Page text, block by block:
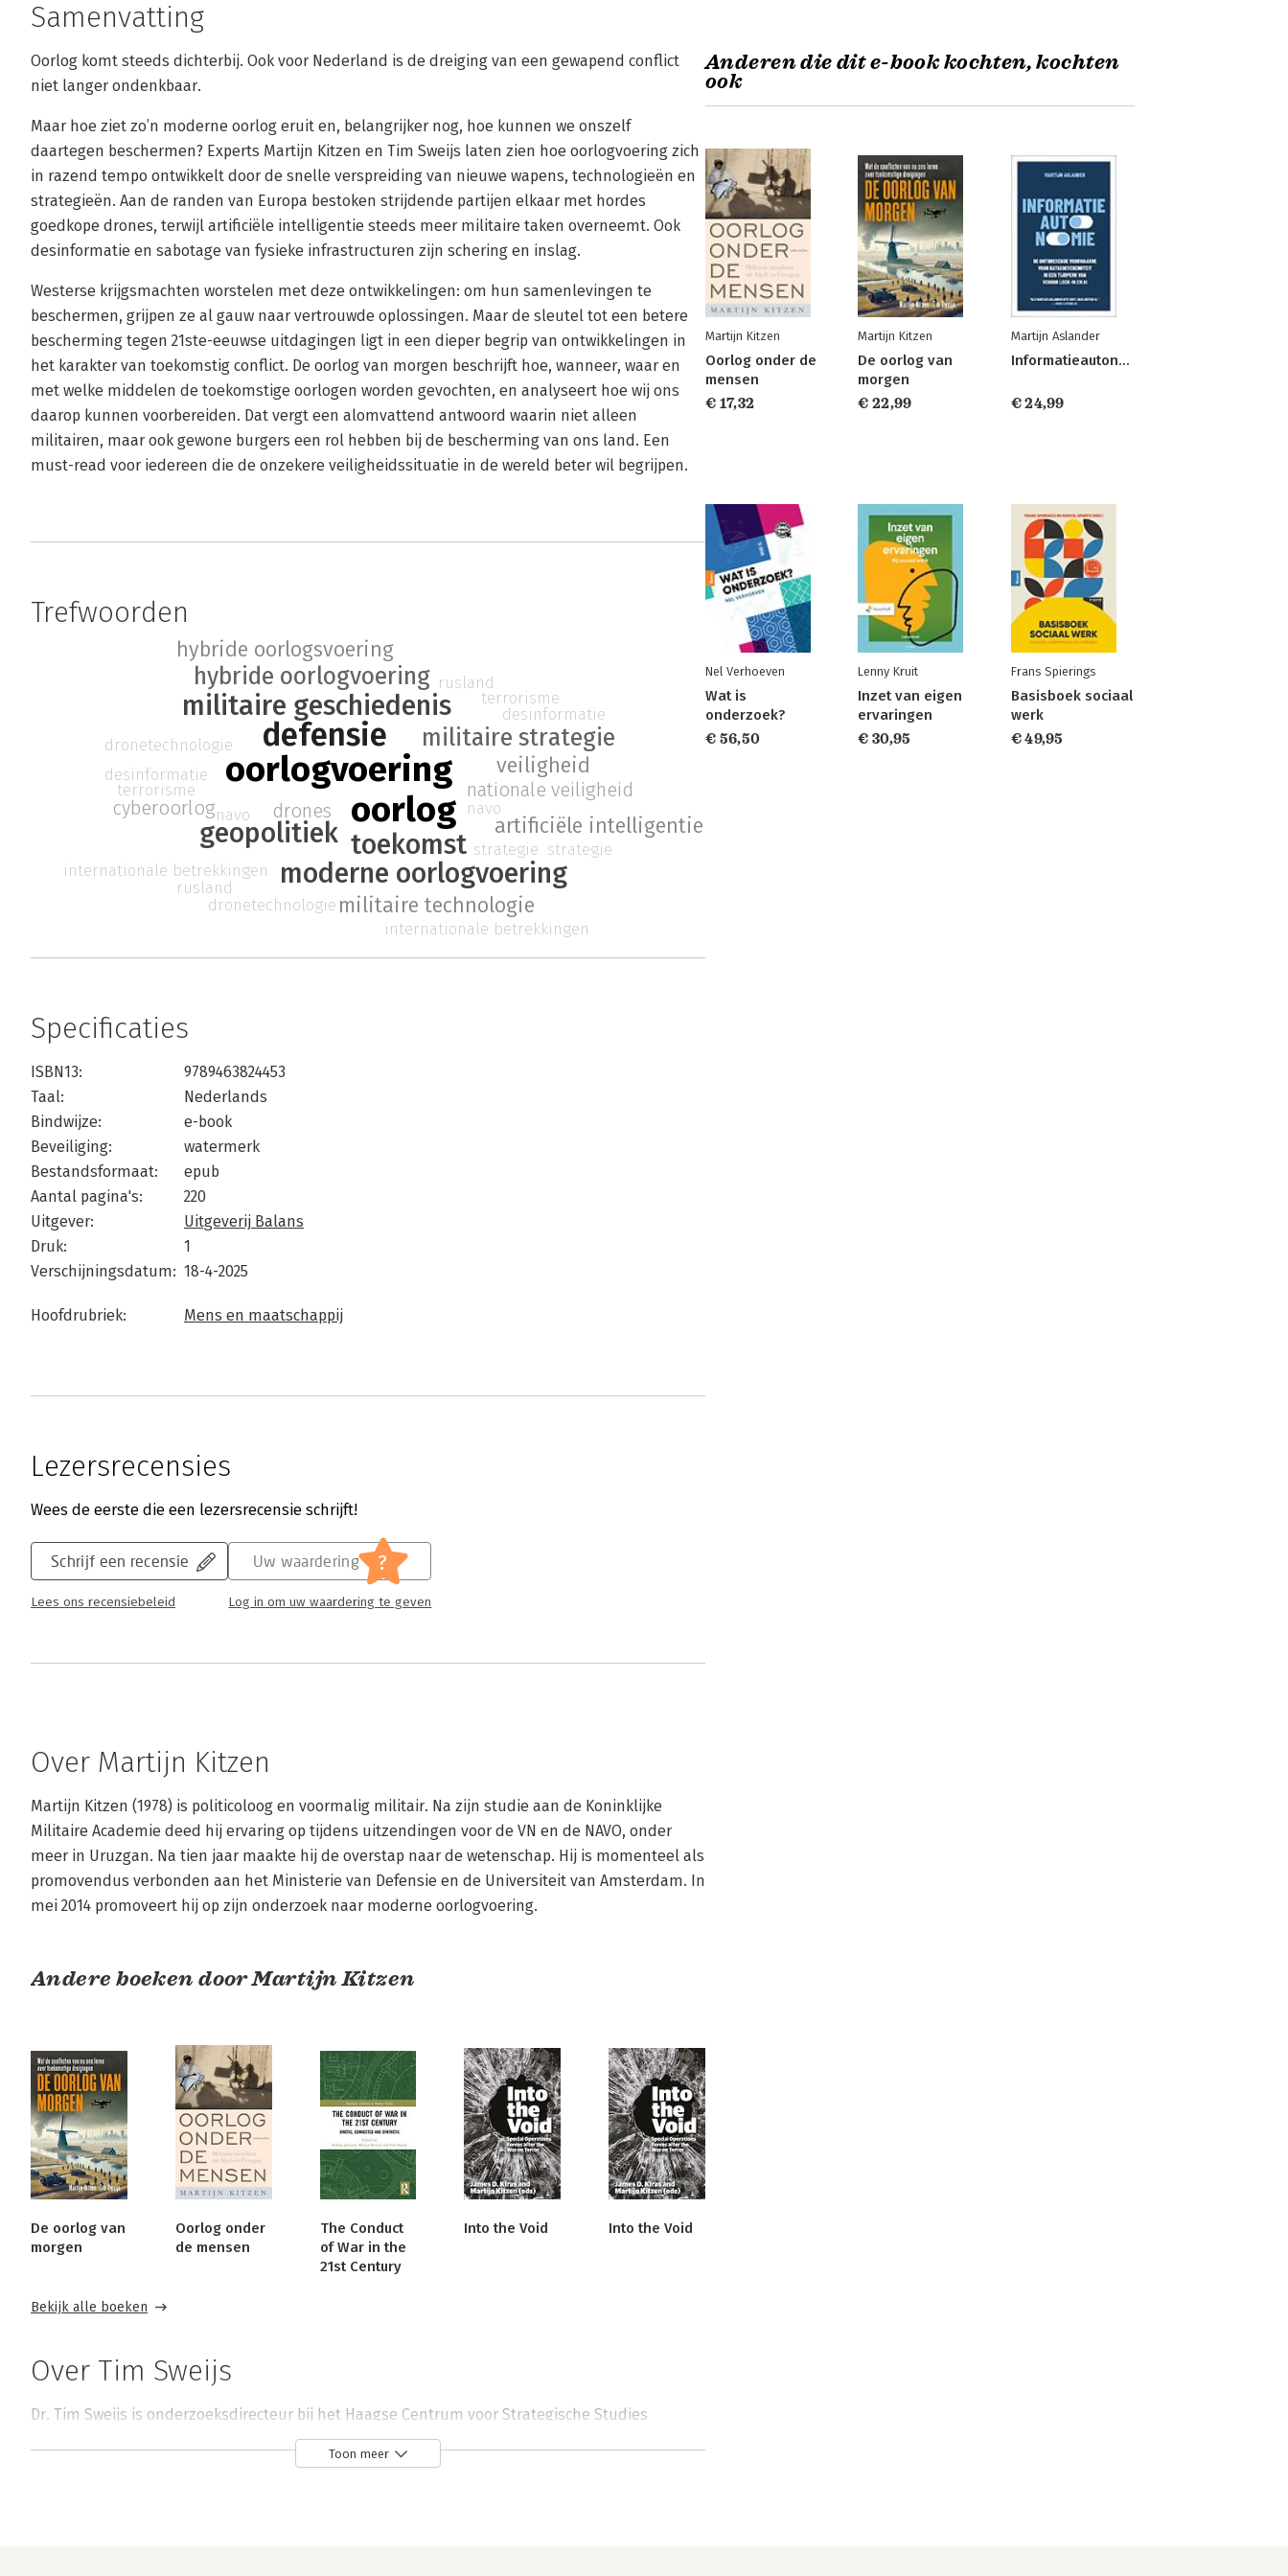
Samenvatting
Oorlog komt steeds dichterbij. Ook voor Nederland is de dreiging van een gewapend conflict
niet langer ondenkbaar.
Maar hoe ziet zo’n moderne oorlog eruit en, belangrijker nog, hoe kunnen we onszelf
daartegen beschermen? Experts Martijn Kitzen en Tim Sweijs laten zien hoe oorlogvoering zich
in razend tempo ontwikkelt door de snelle verspreiding van nieuwe wapens, technologieën en
strategieën. Aan de randen van Europa bestoken strijdende partijen elkaar met hordes
goedkope drones, terwijl artificiële intelligentie steeds meer militaire taken overneemt. Ook
desinformatie en sabotage van fysieke infrastructuren zijn schering en inslag.
Westerse krijgsmachten worstelen met deze ontwikkelingen: om hun samenlevingen te
beschermen, grijpen ze al gauw naar vertrouwde oplossingen. Maar de sleutel tot een betere
bescherming tegen 21ste-eeuwse uitdagingen ligt in een dieper begrip van ontwikkelingen in
het karakter van toekomstig conflict. De oorlog van morgen beschrijft hoe, wanneer, waar en
met welke middelen de toekomstige oorlogen worden gevochten, en analyseert hoe wij ons
daarop kunnen voorbereiden. Dat vergt een alomvattend antwoord waarin niet alleen
militairen, maar ook gewone burgers een rol hebben bij de bescherming van ons land. Een
must-read voor iedereen die de onzekere veiligheidssituatie in de wereld beter wil begrijpen.
Trefwoorden
oorlogvoering
oorlog
defensie
toekomst
militaire geschiedenis
moderne oorlogvoering
geopolitiek
militaire strategie
hybride oorlogvoering
veiligheid
artificiële intelligentie
militaire technologie
hybride oorlogsvoering
drones
nationale veiligheid
cyberoorlog
terrorisme
desinformatie
dronetechnologie
strategie
navo
internationale betrekkingen
rusland
terrorisme
desinformatie
dronetechnologie
strategie
navo
internationale betrekkingen
rusland
Specificaties
ISBN13:
9789463824453
Taal:
Nederlands
Bindwijze:
e-book
Beveiliging:
watermerk
Bestandsformaat:
epub
Aantal pagina's:
220
Uitgever:
Uitgeverij Balans
Druk:
1
Verschijningsdatum: 18-4-2025
Hoofdrubriek: Mens en maatschappij
Lezersrecensies
Wees de eerste die een lezersrecensie schrijft!
Schrijf een recensie
Lees ons recensiebeleid
Uw waardering ?
Log in om uw waardering te geven
Over Martijn Kitzen
Martijn Kitzen (1978) is politicoloog en voormalig militair. Na zijn studie aan de Koninklijke
Militaire Academie deed hij ervaring op tijdens uitzendingen voor de VN en de NAVO, onder
meer in Uruzgan. Na tien jaar maakte hij de overstap naar de wetenschap. Hij is momenteel als
promovendus verbonden aan het Ministerie van Defensie en de Universiteit van Amsterdam. In
mei 2014 promoveert hij op zijn onderzoek naar moderne oorlogvoering.
Andere boeken door Martijn Kitzen
De oorlog van
morgen
Oorlog onder
de mensen
The Conduct
of War in the
21st Century
Into the Void Into the Void
Bekijk alle boeken
Over Tim Sweijs
Dr. Tim Sweijs is onderzoeksdirecteur bij het Haagse Centrum voor Strategische Studies
(hcss). Hij doet onderzoek naar het veranderend karakter van gewapende conflicten en
adviseert overheden, internationale organisaties en (militaire) besluitvormers op het gebied
Toon meer
Anderen die dit e-book kochten, kochten
ook
Martijn Kitzen
Oorlog onder de
mensen
€ 17,32
Martijn Kitzen
De oorlog van
morgen
€ 22,99
Martijn Aslander
Informatieautonomie
€ 24,99
Nel Verhoeven
Wat is
onderzoek?
€ 56,50
Lenny Kruit
Inzet van eigen
ervaringen
€ 30,95
Frans Spierings
Basisboek sociaal
werk
€ 49,95